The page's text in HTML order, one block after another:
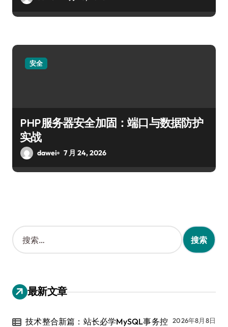
安全
PHP服务器安全加固：端口与数据防护
实战
dawei 7 月 24, 2026
搜
索
：
最新文章
技术整合新篇：站长必学MySQL事务控 2026年8月8日